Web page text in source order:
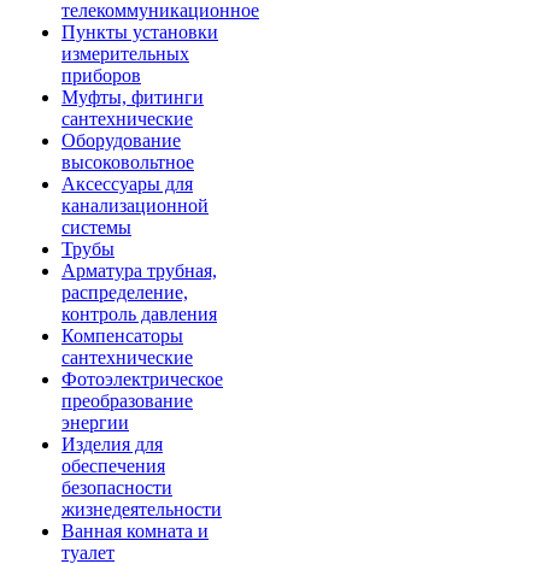
телекоммуникационное
Пункты установки
измерительных
приборов
Муфты, фитинги
сантехнические
Оборудование
высоковольтное
Аксессуары для
канализационной
системы
Трубы
Арматура трубная,
распределение,
контроль давления
Компенсаторы
сантехнические
Фотоэлектрическое
преобразование
энергии
Изделия для
обеспечения
безопасности
жизнедеятельности
Ванная комната и
туалет